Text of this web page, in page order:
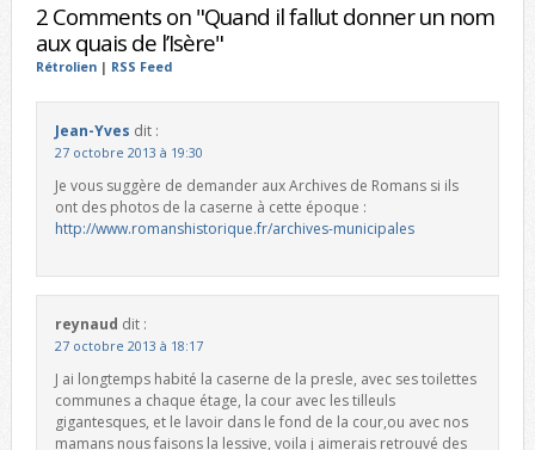
2 Comments on "Quand il fallut donner un nom
aux quais de l’Isère"
Rétrolien| RSS Feed
Jean-Yves dit :
27 octobre 2013 à 19:30
Je vous suggère de demander aux Archives de Romans si ils
ont des photos de la caserne à cette époque :
http://www.romanshistorique.fr/archives-municipales
reynaud dit :
27 octobre 2013 à 18:17
J ai longtemps habité la caserne de la presle, avec ses toilettes
communes a chaque étage, la cour avec les tilleuls
gigantesques, et le lavoir dans le fond de la cour,ou avec nos
mamans nous faisons la lessive, voila j aimerais retrouvé des